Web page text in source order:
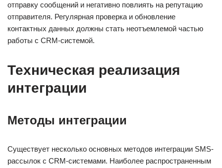
отправку сообщений и негативно повлиять на репутацию
отправителя. Регулярная проверка и обновление
контактных данных должны стать неотъемлемой частью
работы с CRM-системой.
Техническая реализация
интеграции
Методы интеграции
Существует несколько основных методов интеграции SMS-
рассылок с CRM-системами. Наиболее распространенным